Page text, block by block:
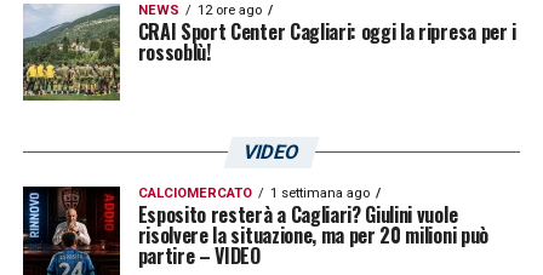
NEWS 12 ore ago
CRAI Sport Center Cagliari: oggi la ripresa per i
rossoblù!
VIDEO
CALCIOMERCATO 1 settimana ago
Esposito resterà a Cagliari? Giulini vuole
risolvere la situazione, ma per 20 milioni può
partire – VIDEO